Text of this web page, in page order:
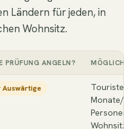
Ländern für jeden, in
Wohnsitz.
PRÜFUNG ANGELN?
Auswärtige